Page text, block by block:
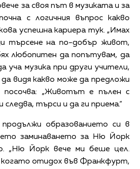
за своя път в музиката и за
с логичния въпрос какво
успешна кариера тук. „Имах
търсене на по-добър живот,
любопитен да попътувам, да
уча музика при други учители,
видя какво може да предложи
„Животът е пълен с
търси и да ги приема.“
образованието си в
заминаването за Ню Йорк
„Ню Йорк вече ми беше цел.
когато отидох във Франкфурт,